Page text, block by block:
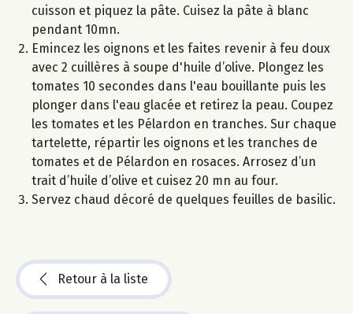
cuisson et piquez la pâte. Cuisez la pâte à blanc
pendant 10mn.
Emincez les oignons et les faites revenir à feu doux
avec 2 cuillères à soupe d'huile d’olive. Plongez les
tomates 10 secondes dans l'eau bouillante puis les
plonger dans l'eau glacée et retirez la peau. Coupez
les tomates et les Pélardon en tranches. Sur chaque
tartelette, répartir les oignons et les tranches de
tomates et de Pélardon en rosaces. Arrosez d’un
trait d’huile d’olive et cuisez 20 mn au four.
Servez chaud décoré de quelques feuilles de basilic.
Retour à la liste